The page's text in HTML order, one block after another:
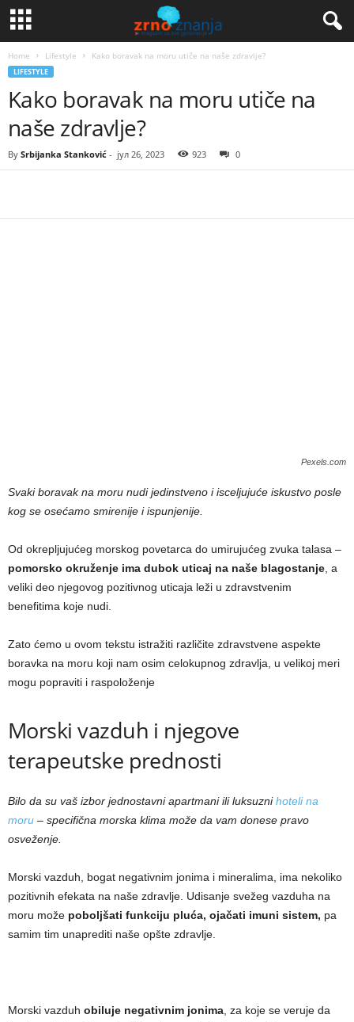
Home Lifestyle Kako boravak na moru utiče na naše zdravlje?
LIFESTYLE
Kako boravak na moru utiče na
naše zdravlje?
By Srbijanka Stanković - јул 26, 2023 923 0
Pexels.com
Svaki boravak na moru nudi jedinstveno i isceljujuće iskustvo posle
kog se osećamo smirenije i ispunjenije.
Od okrepljujućeg morskog povetarca do umirujućeg zvuka talasa –
pomorsko okruženje ima dubok uticaj na naše blagostanje, a
veliki deo njegovog pozitivnog uticaja leži u zdravstvenim
benefitima koje nudi.
Zato ćemo u ovom tekstu istražiti različite zdravstvene aspekte
boravka na moru koji nam osim celokupnog zdravlja, u velikoj meri
mogu popraviti i raspoloženje
Morski vazduh i njegove
terapeutske prednosti
Bilo da su vaš izbor jednostavni apartmani ili luksuznihoteli na
moru – specifična morska klima može da vam donese pravo
osveženje.
Morski vazduh, bogat negativnim jonima i mineralima, ima nekoliko
pozitivnih efekata na naše zdravlje. Udisanje svežeg vazduha na
moru može poboljšati funkciju pluća, ojačati imuni sistem, pa
samim tim unaprediti naše opšte zdravlje.
Morski vazduh obiluje negativnim jonima, za koje se veruje da